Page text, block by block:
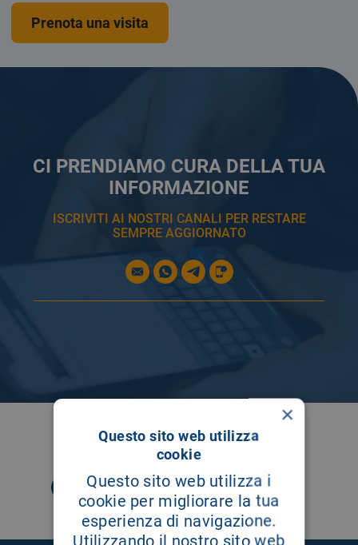
CI PRENDIAMO CURA DELLA TUA
INFORMAZIONE
ISCRIVITI AI NOSTRI CANALI PER RESTARE
SEMPRE AGGIORNATO
Prenota una visita
SEGUICI SU
×
Questo sito web utilizza
cookie
Questo sito web utilizza i
cookie per migliorare la tua
esperienza di navigazione.
Utilizzando il nostro sito web